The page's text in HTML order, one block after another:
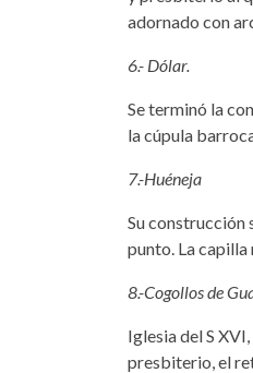
adornado con
6.- Dólar.
Se terminó la
la cúpula
7.-Huéneja
Su construcción
punto. La capilla
8.-Cogollos de
Iglesia del S
presbiterio, el